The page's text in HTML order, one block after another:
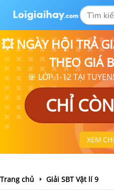
💥 NGÀY HỘI TRẢ
THEO GIÁ
🎯 LỚP 1-12 TẠI
CHỈ
XEM
Trang chủ Giải SBT Vật lí 9